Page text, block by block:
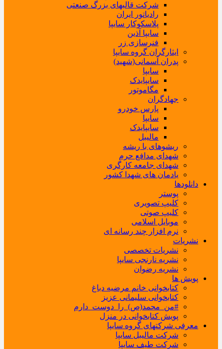
شرکت قالبهای بزرگ صنعتی
رادیاتور ایران
پلاسکوکار سایپا
سایپا آذین
فنرسازی زر
ایثارگران گروه سایپا
پدران آسمانی(شهید)
سایپا
سایپایدک
مگاموتور
جهادگران
پارس خودرو
سایپا
سایپایدک
مالیبل
ریشوهای با ریشه
شهدای مدافع حرم
شهدای جامعه کارگری
یادمان های شهدا کشور
دانلودها
پوستر
کلیپ تصویری
کلیپ صوتی
موبایل اسلامی
نرم افزار چند رسانه ای
نشریات
نشریات تخصصی
نشریه نارنجی سایپا
نشریه رضوان
پویش ها
کتابخوانی خانم مرضیه دباغ
کتابخوانی سلیمانی عزیز
#من_محمد(ص)_را_دوست_دارم
پویش کتابخوانی در منزل
معرفی شرکتهای گروه سایپا
شرکت مالیبل سایپا
شرکت طیف سایپا